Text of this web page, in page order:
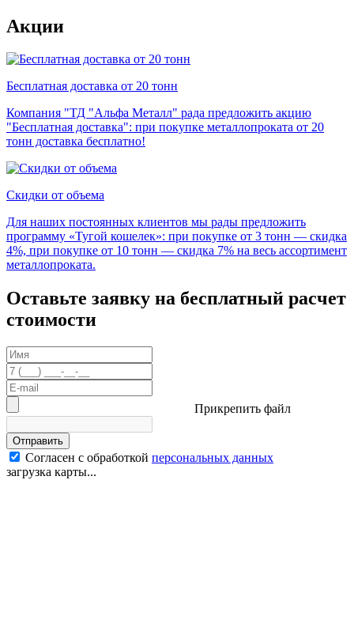
Акции
Бесплатная доставка от 20 тонн
Компания "ТД "Альфа Металл" рада предложить акцию
"Бесплатная доставка": при покупке металлопроката от 20
тонн доставка бесплатно!
Скидки от объема
Для наших постоянных клиентов мы рады предложить
программу «Тугой кошелек»: при покупке от 3 тонн — скидка
4%, при покупке от 10 тонн — скидка 7% на весь ассортимент
металлопроката.
Оставьте заявку на бесплатный расчет
стоимости
Прикрепить файл
Отправить
Согласен с обработкой персональных данных
загрузка карты...